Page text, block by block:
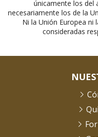
únicamente los del
necesariamente los de la
Ni la Unión Europea ni
consideradas